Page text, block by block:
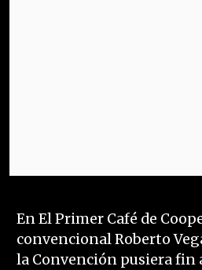
En El Primer Café de
convencional Roberto
la Convención pusiera fin